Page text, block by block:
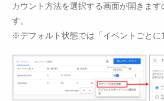
カウント方法を選択する画面が開きます
す。
※デフォルト状態では「イベントごとに